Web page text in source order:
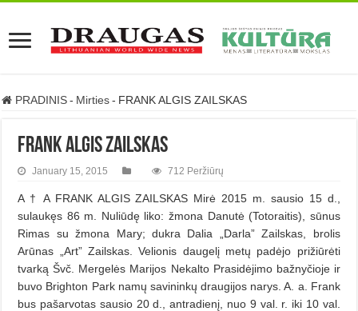
PRADINIS - Mirties - FRANK ALGIS ZAILSKAS
FRANK ALGIS ZAILSKAS
January 15, 2015 712 Peržiūrų
A † A FRANK ALGIS ZAILSKAS Mirė 2015 m. sausio 15 d.,
sulaukęs 86 m. Nuliūdę liko: žmona Danutė (Totoraitis), sūnus
Rimas su žmona Mary; dukra Dalia „Darla” Zailskas, brolis
Arūnas „Art” Zailskas. Velionis daugelį metų padėjo prižiūrėti
tvarką Švč. Mergelės Marijos Nekalto Prasidėjimo bažnyčioje ir
buvo Brighton Park namų savininkų draugijos narys. A. a. Frank
bus pašarvotas sausio 20 d., antradienį, nuo 9 val. r. iki 10 val.